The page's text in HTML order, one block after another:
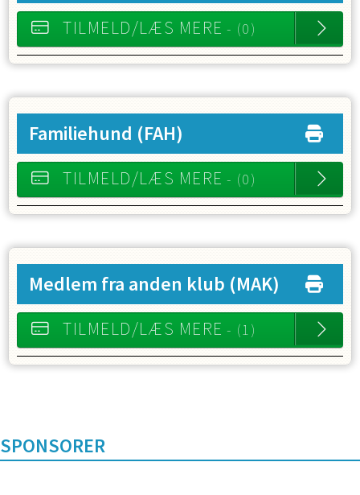
TILMELD/LÆS MERE - (0)
Familiehund (FAH)
TILMELD/LÆS MERE - (0)
Medlem fra anden klub (MAK)
TILMELD/LÆS MERE - (1)
SPONSORER